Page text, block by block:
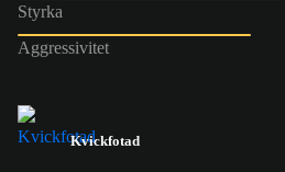
Styrka
Aggressivitet
Kvickfotad